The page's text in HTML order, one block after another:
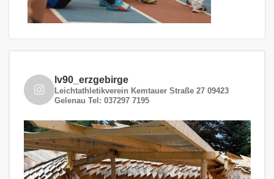
lv90_erzgebirge
Leichtathletikverein Kemtauer Straße 27 09423
Gelenau Tel: 037297 7195